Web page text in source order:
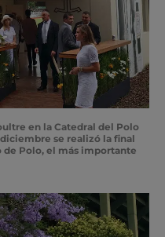
en la Catedral del Polo
se realizó la final
Polo, el más importante